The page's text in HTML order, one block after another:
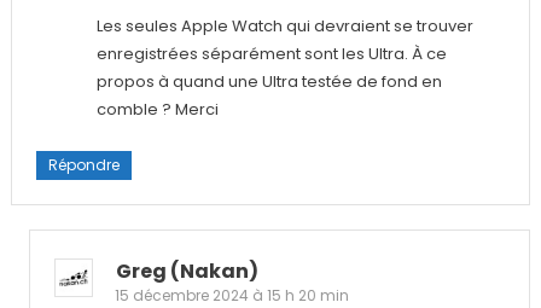
Les seules Apple Watch qui devraient se trouver
enregistrées séparément sont les Ultra. À ce
propos à quand une Ultra testée de fond en
comble ? Merci
Répondre
Greg (nakan)
15 décembre 2024 à 15 h 20 min